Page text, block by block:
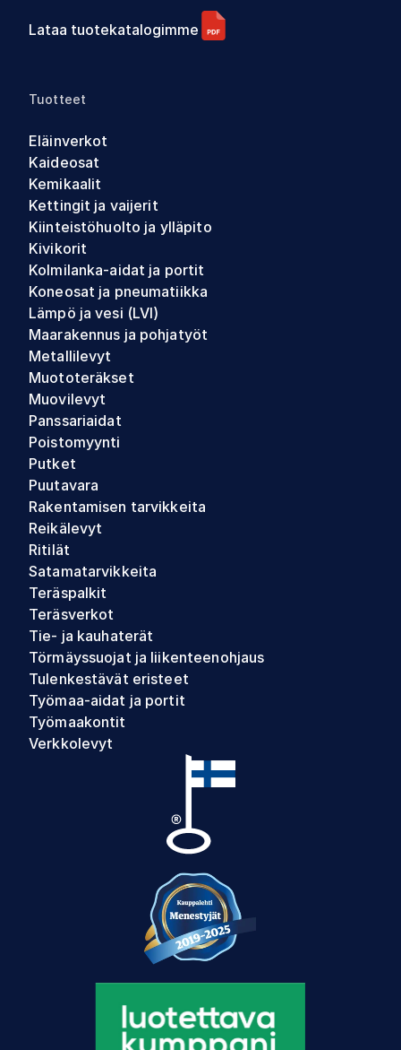
Lataa tuotekatalogimme
Tuotteet
Eläinverkot
Kaideosat
Kemikaalit
Kettingit ja vaijerit
Kiinteistöhuolto ja ylläpito
Kivikorit
Kolmilanka-aidat ja portit
Koneosat ja pneumatiikka
Lämpö ja vesi (LVI)
Maarakennus ja pohjatyöt
Metallilevyt
Muototeräkset
Muovilevyt
Panssariaidat
Poistomyynti
Putket
Puutavara
Rakentamisen tarvikkeita
Reikälevyt
Ritilät
Satamatarvikkeita
Teräspalkit
Teräsverkot
Tie- ja kauhaterät
Törmäyssuojat ja liikenteenohjaus
Tulenkestävät eristeet
Työmaa-aidat ja portit
Työmaakontit
Verkkolevyt